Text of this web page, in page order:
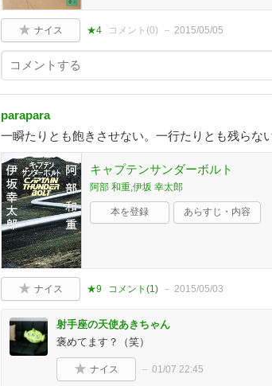
ナイス ★4 コメント(0) 2015/05/05
parapara
一瞬たりとも飽きさせない。一行たりとも残らな
キャプテンサンダーボルト
阿部 和重,伊坂 幸太郎
本を登録 あらすじ・内容
ナイス ★9 コメント(1) 2015/05/03
射手座の天使あきちゃん
褒めてます？（笑）
ナイス 01/07 22:45